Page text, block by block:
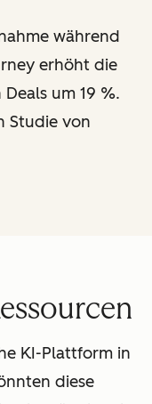
während
erhöht die
um 19 %.
Studie von
KI-Plattform in
diese